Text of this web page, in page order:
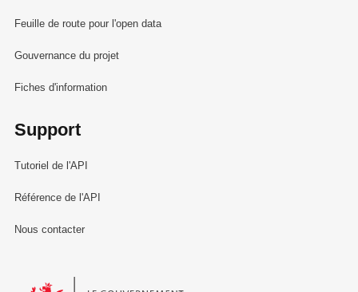
Feuille de route pour l'open data
Gouvernance du projet
Fiches d'information
Support
Tutoriel de l'API
Référence de l'API
Nous contacter
Le Gouvernement du Grand-Duché de Luxembourg - Service